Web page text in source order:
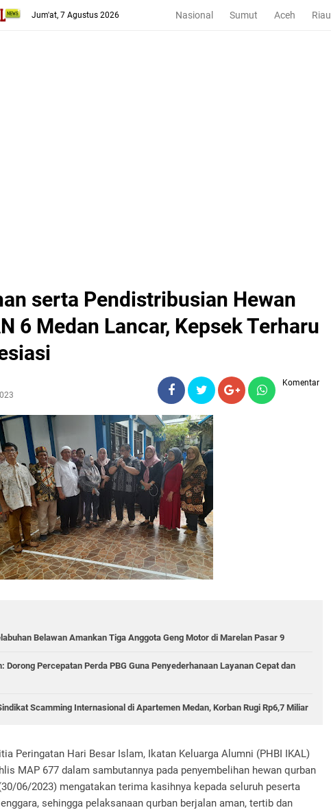
Jum'at, 7 Agustus 2026 Nasional Sumut Aceh Riau
serta Pendistribusian Hewan
6 Medan Lancar, Kepsek Terharu
Komentar
Belawan Amankan Tiga Anggota Geng Motor di Marelan Pasar 9
Dorong Percepatan Perda PBG Guna Penyederhanaan Layanan Cepat dan
Scamming Internasional di Apartemen Medan, Korban Rugi Rp6,7 Miliar
Peringatan Hari Besar Islam, Ikatan Keluarga Alumni (PHBI IKAL)
MAP 677 dalam sambutannya pada penyembelihan hewan qurban
06/2023) mengatakan terima kasihnya kepada seluruh peserta
sehingga pelaksanaan qurban berjalan aman, tertib dan